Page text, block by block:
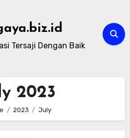
Tersaji Dengan Baik
2023
2023 July